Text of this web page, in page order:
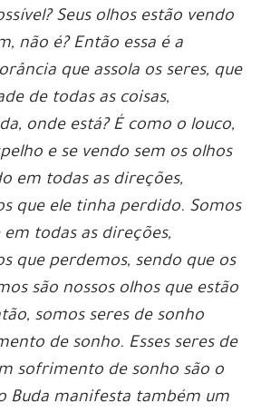
Seus olhos estão vendo
não é? Então essa é a
que assola os seres, que
de todas as coisas,
onde está? É como o louco,
e se vendo sem os olhos
em todas as direções,
que ele tinha perdido. Somos
todas as direções,
que perdemos, sendo que os
são nossos olhos que estão
somos seres de sonho
de sonho. Esses seres de
sofrimento de sonho são o
Buda manifesta também um